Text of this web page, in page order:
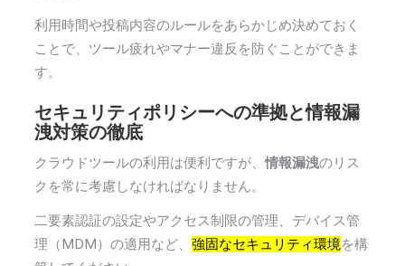
利用時間や投稿内容のルールをあらかじめ決めておく
ことで、ツール疲れやマナー違反を防ぐことができま
す。
セキュリティポリシーへの準拠と情報漏
洩対策の徹底
クラウドツールの利用は便利ですが、情報漏洩のリス
クを常に考慮しなければなりません。
二要素認証の設定やアクセス制限の管理、デバイス管
理（MDM）の適用など、 強固なセキュリティ環境を構